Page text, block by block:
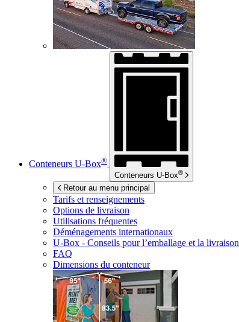
Conteneurs U-Box®
Conteneurs U-Box®
Retour au menu principal
Tarifs et renseignements
Options de livraison
Utilisations fréquentes
Déménagements internationaux
U-Box - Conseils pour l’emballage et la livraison
FAQ
Dimensions du conteneur